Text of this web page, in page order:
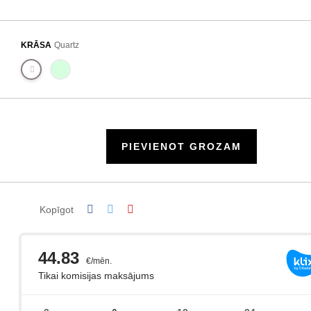
KRĀSA Quartz
PIEVIENOT GROZAM
Kopīgot